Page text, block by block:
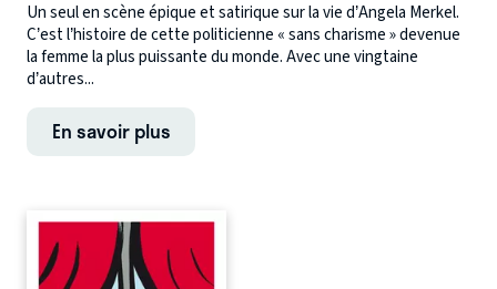
Un seul en scène épique et satirique sur la vie d’Angela Merkel.
C’est l’histoire de cette politicienne « sans charisme » devenue
la femme la plus puissante du monde. Avec une vingtaine
d’autres...
En savoir plus